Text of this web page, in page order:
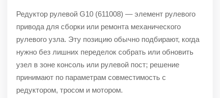
Редуктор рулевой G10 (611008) — элемент рулевого
привода для сборки или ремонта механического
рулевого узла. Эту позицию обычно подбирают, когда
нужно без лишних переделок собрать или обновить
узел в зоне консоль или рулевой пост; решение
принимают по параметрам совместимость с
редуктором, тросом и мотором.